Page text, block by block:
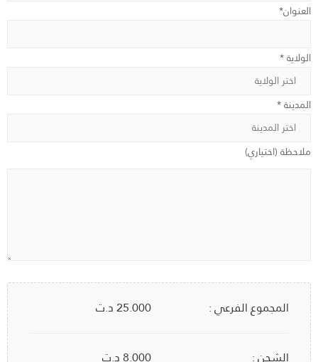
العنوان*
الولاية *
المدينة *
ملاحظة (اختياري)
المجموع الفرعي : 25.000د.ت
الشحن : 8.000 د.ت